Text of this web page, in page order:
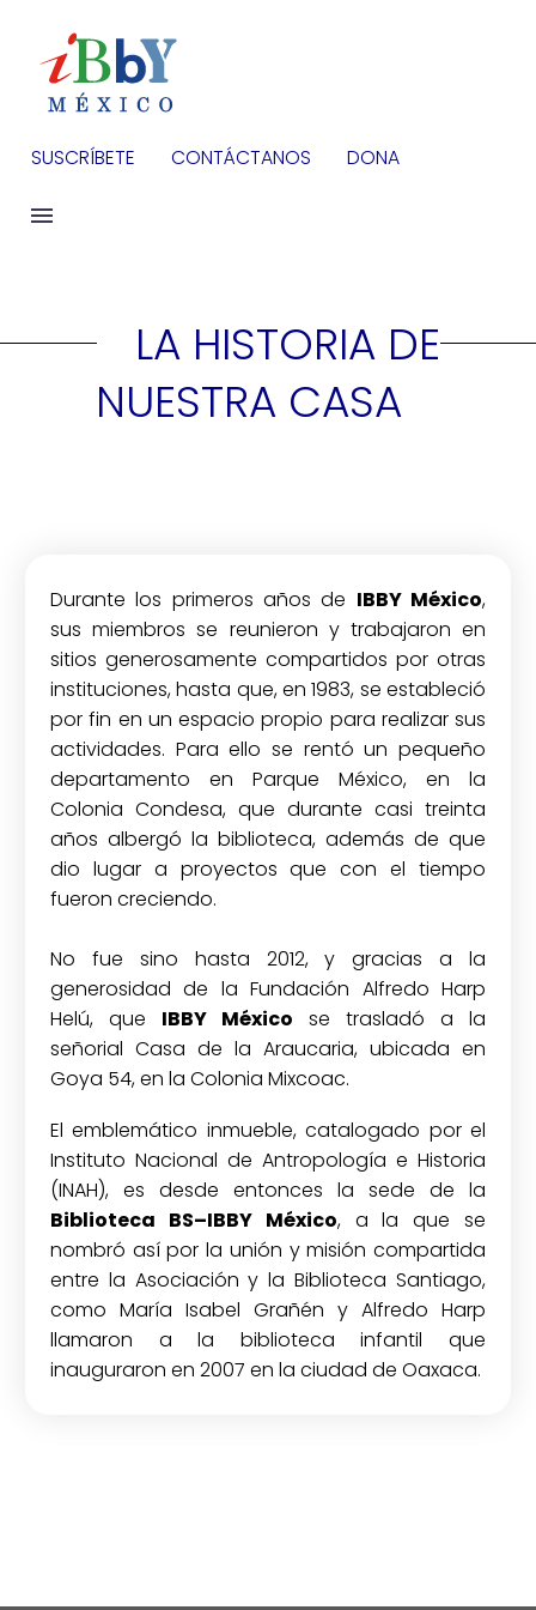
SUSCRÍBETE CONTÁCTANOS DONA
LA HISTORIA DE
NUESTRA CASA
Durante los primeros años de IBBY México,
sus miembros se reunieron y trabajaron en
sitios generosamente compartidos por otras
instituciones, hasta que, en 1983, se estableció
por fin en un espacio propio para realizar sus
actividades. Para ello se rentó un pequeño
departamento en Parque México, en la
Colonia Condesa, que durante casi treinta
años albergó la biblioteca, además de que
dio lugar a proyectos que con el tiempo
fueron creciendo.
No fue sino hasta 2012, y gracias a la
generosidad de la Fundación Alfredo Harp
Helú, que IBBY México se trasladó a la
señorial Casa de la Araucaria, ubicada en
Goya 54, en la Colonia Mixcoac.
El emblemático inmueble, catalogado por el
Instituto Nacional de Antropología e Historia
(INAH), es desde entonces la sede de la
Biblioteca BS–IBBY México, a la que se
nombró así por la unión y misión compartida
entre la Asociación y la Biblioteca Santiago,
como María Isabel Grañén y Alfredo Harp
llamaron a la biblioteca infantil que
inauguraron en 2007 en la ciudad de Oaxaca.